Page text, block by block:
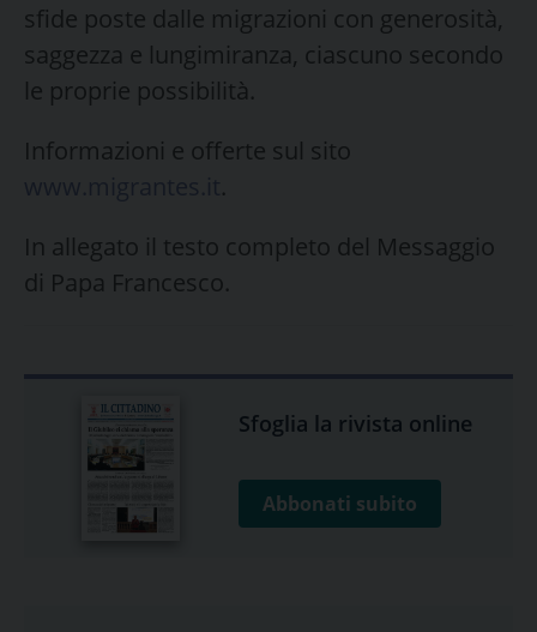
sfide poste dalle migrazioni con generosità,
saggezza e lungimiranza, ciascuno secondo
le proprie possibilità.
Informazioni e offerte sul sito
.
In allegato il testo completo del Messaggio
di Papa Francesco.
Sfoglia la rivista online
Abbonati subito